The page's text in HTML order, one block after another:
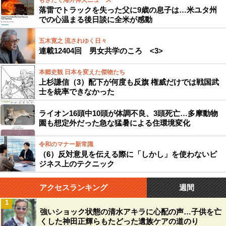
落雷でトラックを失った父に9歳の息子は…米ユタ州
での心温まる後日談に全米が感動
五木寛之 流されゆく日々
連載12404回 男女共学のころ <3>
本郷史観 日本を変えた傑物たち
上杉謙信（3）配下が何度も反旗 権威だけでは戦国武
士を統率できなかった
ライオン16頭中10頭が体調不良、3頭死亡…多摩動物
園も想定外だった急な猛暑による住環境変化
令和のマナー新常識
（6）反対意見を伝える際に「しかし」を使わないビ
ジネス上のテクニック
アクセスランキング 週間
強いショック状態の清水アキラに心配の声…子供を亡
くした神田正輝らもたどった遺族ケアの道のり
1